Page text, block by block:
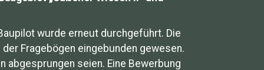
wurde erneut durchgeführt. Die
Fragebögen eingebunden gewesen.
seien. Eine Bewerbung